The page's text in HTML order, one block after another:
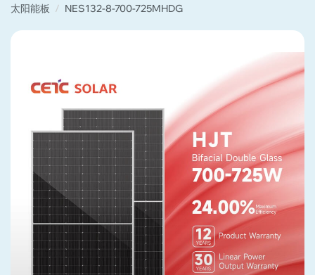
太阳能板 NES132-8-700-725MHDG